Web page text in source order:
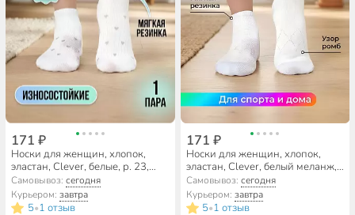
171 ₽
Носки для женщин, хлопок,
эластан, Clever, белые, р. 23,
Д5605
Самовывоз:сегодня
Курьером:завтра
5•1 отзыв
171 ₽
Носки для женщин, хлопок,
эластан, Clever, белый меланж,
светло-бежевые, р. 23, Д5604Z
Самовывоз: сегодня
Курьером: завтра
5•1 отзыв